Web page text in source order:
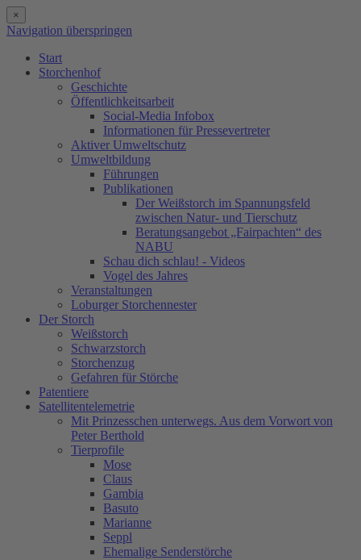
×
Navigation überspringen
Start
Storchenhof
Geschichte
Öffentlichkeitsarbeit
Social-Media Infobox
Informationen für Pressevertreter
Aktiver Umweltschutz
Umweltbildung
Führungen
Publikationen
Der Weißstorch im Spannungsfeld
zwischen Natur- und Tierschutz
Beratungsangebot „Fairpachten“ des
NABU
Schau dich schlau! - Videos
Vogel des Jahres
Veranstaltungen
Loburger Storchennester
Der Storch
Weißstorch
Schwarzstorch
Storchenzug
Gefahren für Störche
Patentiere
Satellitentelemetrie
Mit Prinzesschen unterwegs. Aus dem Vorwort von
Peter Berthold
Tierprofile
Mose
Claus
Gambia
Basuto
Marianne
Seppl
Ehemalige Senderstörche